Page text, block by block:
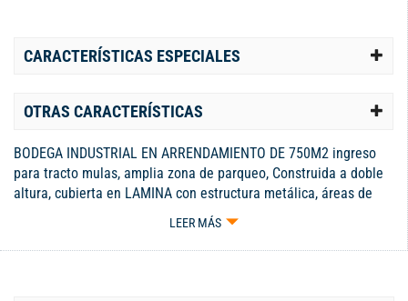
CARACTERÍSTICAS ESPECIALES
OTRAS CARACTERÍSTICAS
BODEGA INDUSTRIAL EN ARRENDAMIENTO DE 750M2 ingreso
para tracto mulas, amplia zona de parqueo, Construida a doble
altura, cubierta en LAMINA con estructura metálica, áreas de
almacenamiento con excelente ventilación e iluminación
pesado en excelente estado,2 puertas a doble altura para
LEER MÁS